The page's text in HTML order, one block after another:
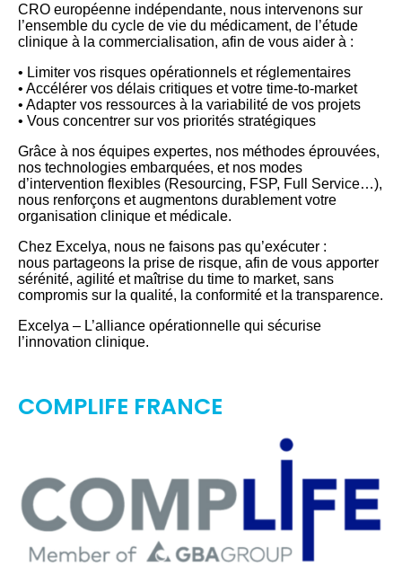
CRO européenne indépendante, nous intervenons sur
l’ensemble du cycle de vie du médicament, de l’étude
clinique à la commercialisation, afin de vous aider à :
• Limiter vos risques opérationnels et réglementaires
• Accélérer vos délais critiques et votre time-to-market
• Adapter vos ressources à la variabilité de vos projets
• Vous concentrer sur vos priorités stratégiques
Grâce à nos équipes expertes, nos méthodes éprouvées,
nos technologies embarquées, et nos modes
d’intervention flexibles (Resourcing, FSP, Full Service…),
nous renforçons et augmentons durablement votre
organisation clinique et médicale.
Chez Excelya, nous ne faisons pas qu’exécuter :
nous partageons la prise de risque, afin de vous apporter
sérénité, agilité et maîtrise du time to market, sans
compromis sur la qualité, la conformité et la transparence.
Excelya – L’alliance opérationnelle qui sécurise
l’innovation clinique.
COMPLIFE FRANCE